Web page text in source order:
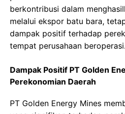
berkontribusi dalam
melalui ekspor batu bara,
dampak positif terhadap
tempat perusahaan beroperasi.
Dampak Positif PT Golden
Perekonomian Daerah
PT Golden Energy Mines